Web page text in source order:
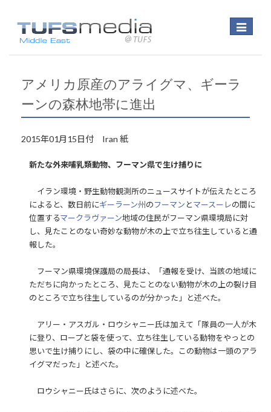
Toggle
アメリカ原産のアライグマ、ギーラ
ーンの森林地帯に進出
2015年01月15日付 Iran 紙
新たな外来哺乳類動物、フーマン県で生け捕りに
イラン環境・野生動物観測所のニュースサイトが伝えたところ
によると、数日前にギーラーン州のフーマン とマースーレの間に
位置するマークラヴァーン地域の住民がフーマン県環境局に対
し、見たことのない奇妙な動物が木の上で立ち往生していると通
報した。
フーマン県環境保護局の局長は、「通報を受け、当該の地域に
ただちに向かったところ、見たことのない動物が木の上の裂け目
のところで立ち往生しているのが分かった」と述べた。
アリー・アスガル・ロウシャニー氏は加えて「隊員の一人が木
に登り、ロープと袋を使って、立ち往生している動物をやっとの
思いで生け捕りにし、袋の中に確保した。この動物は一頭のアラ
イグマだった」と述べた。
ロウシャニー氏はさらに、次のように述べた。